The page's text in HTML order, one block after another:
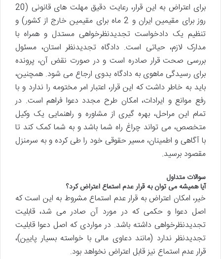
برای اعتراض به این قرار، رعایت دقیق مهلت های قانونی (20
روز برای مقیمین ایران و 2 ماه برای مقیمین خارج از کشور) و
تنظیم یک دادخواست تجدیدنظرخواهی مستدل و همراه با
مدارک لازم، حیاتی است. دادگاه تجدیدنظر استان، مسئول
بررسی صحت قرار صادره است و در صورت نقض آن، پرونده
برای رسیدگی ماهوی به دادگاه بدوی ارجاع می شود. همچنین،
باید به خاطر داشت که این قرار، اعتبار امر مختومه را ندارد و با
رفع موانع و ایرادات، امکان طرح مجدد دعوا فراهم است. در
تمام این مراحل، بهره گیری از مشاوره و راهنمایی یک وکیل
متخصص، می تواند چراغ راه شما باشد و به شما کمک کند تا
با آگاهی و اطمینان، مسیر حقوقی خود را طی کرده و به سرمنزل
مقصود برسید.
سوالات متداول
آیا همیشه می توان به قرار عدم استماع اعتراض کرد؟
خیر، امکان اعتراض به قرار عدم استماع مشروط به این است که
اصل دعوا و حکمی که در مورد آن صادر می شد، قابلیت
تجدیدنظرخواهی داشته باشد. در مواردی که اصل دعوا قابلیت
تجدیدنظر ندارد (مانند دعاوی مالی با خواسته بسیار پایین)،
قرار عدم استماع نیز قابل اعتراض نخواهد بود.